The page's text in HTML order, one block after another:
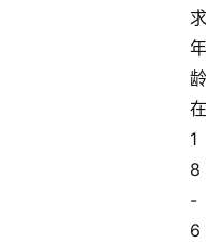
求
年
龄
在
1
8
-
6